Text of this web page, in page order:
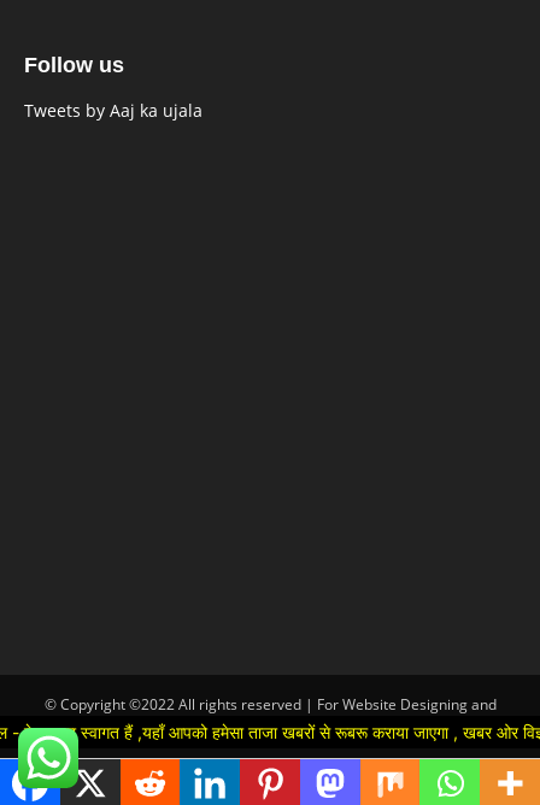
Follow us
Tweets by Aaj ka ujala
© Copyright ©2022 All rights reserved | For Website Designing and
Development call Us:-8920664806
Hindi ▼
आपको हमेसा ताजा खबरों से रूबरू कराया जाएगा , खबर ओर विज्ञापन के लिए